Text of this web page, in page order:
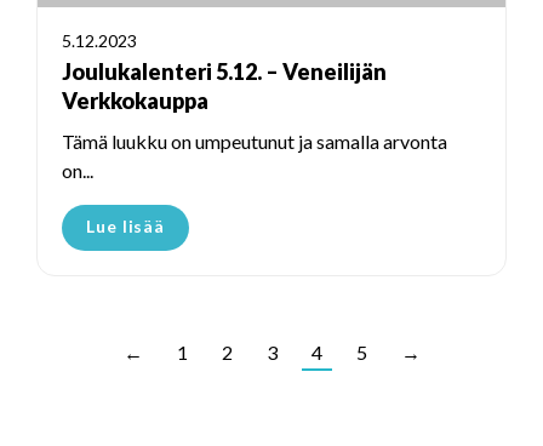
5.12.2023
Joulukalenteri 5.12. – Veneilijän
Verkkokauppa
Tämä luukku on umpeutunut ja samalla arvonta
on...
Lue lisää
← 1 2 3 4 5 →